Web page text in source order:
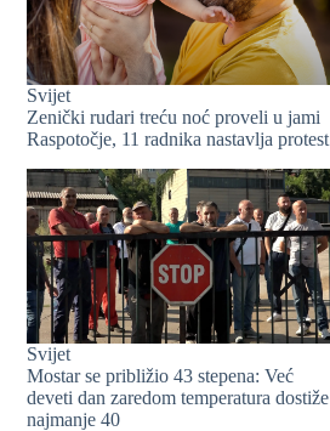
Svijet
Zenički rudari treću noć proveli u jami
Raspotočje, 11 radnika nastavlja protest
Svijet
Mostar se približio 43 stepena: Već
deveti dan zaredom temperatura dostiže
najmanje 40